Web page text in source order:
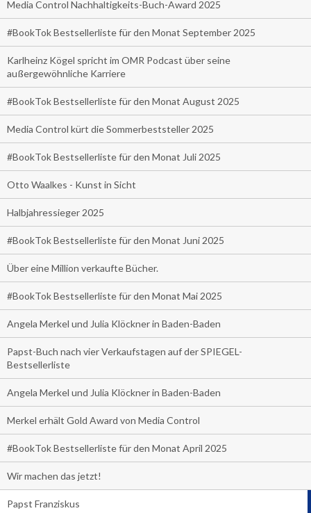
Media Control Nachhaltigkeits-Buch-Award 2025
#BookTok Bestsellerliste für den Monat September 2025
Karlheinz Kögel spricht im OMR Podcast über seine
außergewöhnliche Karriere
#BookTok Bestsellerliste für den Monat August 2025
Media Control kürt die Sommerbeststeller 2025
#BookTok Bestsellerliste für den Monat Juli 2025
Otto Waalkes - Kunst in Sicht
Halbjahressieger 2025
#BookTok Bestsellerliste für den Monat Juni 2025
Über eine Million verkaufte Bücher.
#BookTok Bestsellerliste für den Monat Mai 2025
Angela Merkel und Julia Klöckner in Baden-Baden
Papst-Buch nach vier Verkaufstagen auf der SPIEGEL-
Bestsellerliste
Angela Merkel und Julia Klöckner in Baden-Baden
Merkel erhält Gold Award von Media Control
#BookTok Bestsellerliste für den Monat April 2025
Wir machen das jetzt!
Papst Franziskus